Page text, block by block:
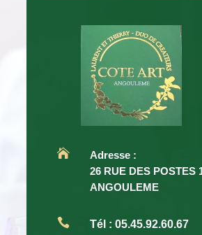

Adresse :
26 RUE DES POSTES
ANGOULEME
 Tél :05.45.92.60.67